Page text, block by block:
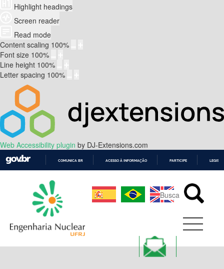
Highlight headings
Screen reader
Read mode
Content scaling 100%
Font size 100%
Line height 100%
Letter spacing 100%
Web Accessibility plugin by DJ-Extensions.com
CONTEÚDO
COMUNICA BR ACESSO À INFORMAÇÃO PARTICIPE